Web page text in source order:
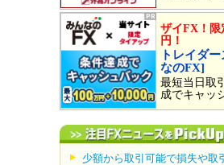
ザイFX！限
円！
トレイダ
なのFX]
最短当日取
成でキャッ
少額から取引可能で損失や取